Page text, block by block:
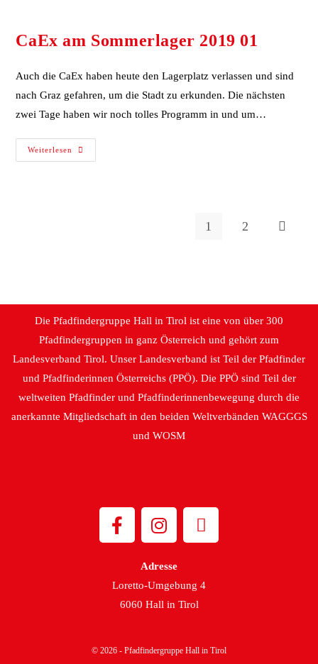
CaEx am Sommerlager 2019 01
Auch die CaEx haben heute den Lagerplatz verlassen und sind
nach Graz gefahren, um die Stadt zu erkunden. Die nächsten
zwei Tage haben wir noch tolles Programm in und um…
Weiterlesen
1 2
Die Pfadfindergruppe Hall in Tirol ist eine von über 300
Pfadfindergruppen in ganz Österreich und gehört zum
Landesverband Tirol. Unser Landesverband ist Teil der Pfadfinder
und Pfadfinderinnen Österreichs (PPÖ). Die PPÖ sind Teil der
weltweiten Pfadfinder und Pfadfinderinnenbewegung durch die
anerkannte Mitgliedschaft in den beiden Weltverbänden WAGGGS
und WOSM
Adresse
Loretto-Umgebung 4
6060 Hall in Tirol
© 2026 - Pfadfindergruppe Hall in Tirol